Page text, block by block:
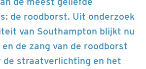
de roodborst. Uit onderzoek
van Southampton blijkt nu
de zang van de roodborst
de straatverlichting en het